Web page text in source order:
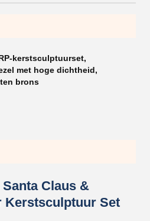
kerstsculptuurset,
met hoge dichtheid,
brons
Claus &
Kerstsculptuur Set